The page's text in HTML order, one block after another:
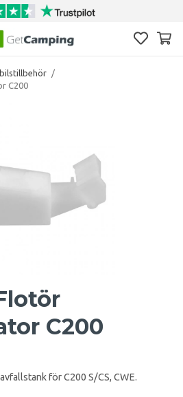
/
C200
C200
för C200 S/CS, CWE.